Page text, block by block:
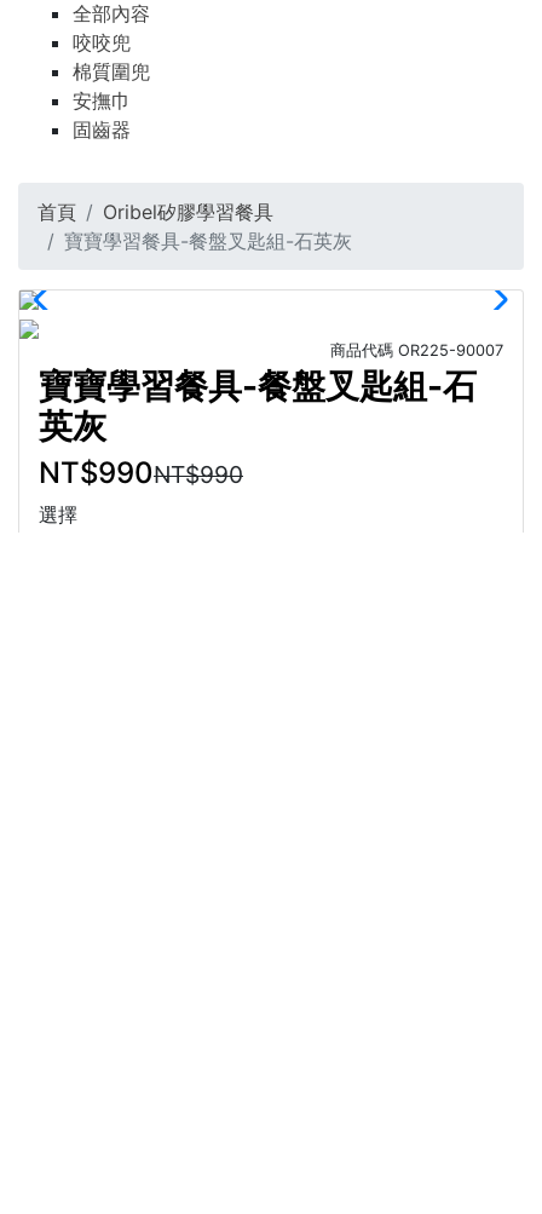
全部內容
咬咬兜
棉質圍兜
安撫巾
固齒器
首頁
Oribel矽膠學習餐具
寶寶學習餐具-餐盤叉匙組-石英灰
商品代碼 OR225-90007
寶寶學習餐具-餐盤叉匙組-石
英灰
NT$990NT$990
選擇